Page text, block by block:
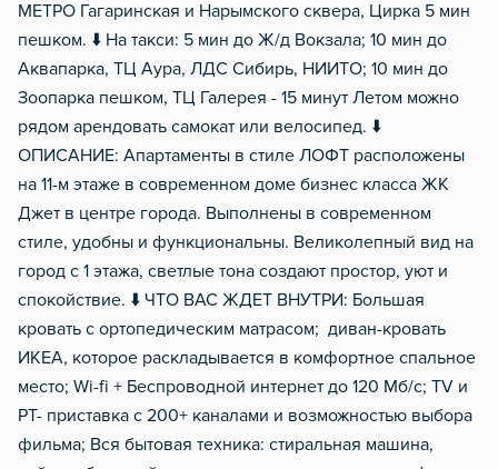
МЕТРО Гагаринская и Нарымского сквера, Цирка 5 мин
пешком. ⬇️ На такси: 5 мин до Ж/д Вокзала; 10 мин до
Аквапарка, ТЦ Аура, ЛДС Сибирь, НИИТО; 10 мин до
Зоопарка пешком, ТЦ Галерея - 15 минут Летом можно
рядом арендовать самокат или велосипед. ⬇️
ОПИСАНИЕ: Апартаменты в стиле ЛОФТ расположены
на 11-м этаже в современном доме бизнес класса ЖК
Джет в центре города. Выполнены в современном
стиле, удобны и функциональны. Великолепный вид на
город с 1 этажа, светлые тона создают простор, уют и
спокойствие. ⬇️ ЧТО ВАС ЖДЕТ ВНУТРИ: Большая
кровать с ортопедическим матрасом; диван-кровать
ИКЕА, которое раскладывается в комфортное спальное
место; Wi-fi + Беспроводной интернет до 120 Мб/с; TV и
РТ- приставка с 200+ каналами и возможностью выбора
фильма; Вся бытовая техника: стиральная машина,